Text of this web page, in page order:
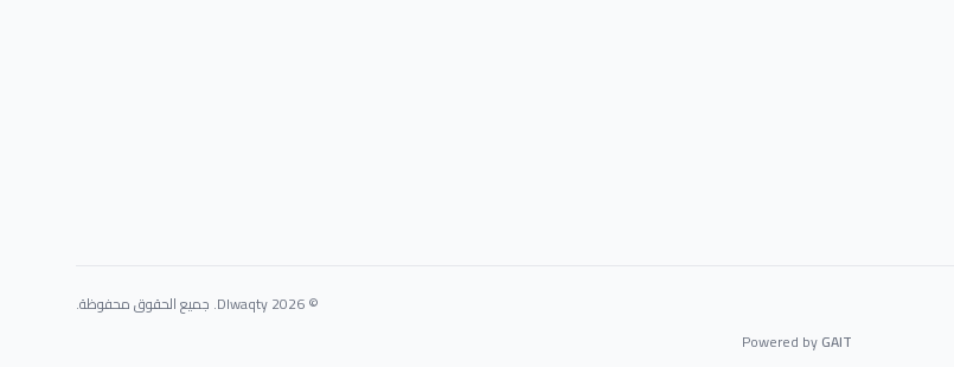
© 2026 Dlwaqty. جميع الحقوق محفوظة.
Powered byGAIT